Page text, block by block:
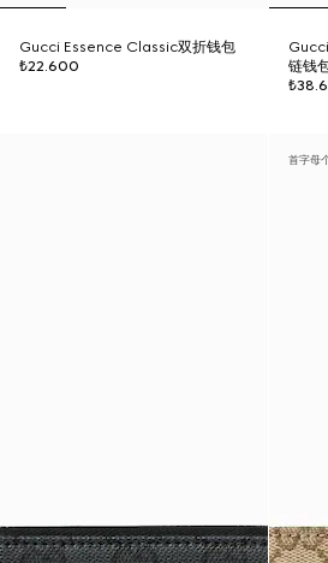
Gucci Essence Classic双折钱包
₺22.600
链钱
首字母